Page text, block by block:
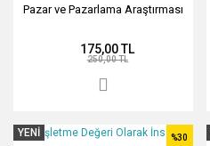
Pazar ve Pazarlama Araştırması
175,00 TL
250,00 TL
YENİ %30